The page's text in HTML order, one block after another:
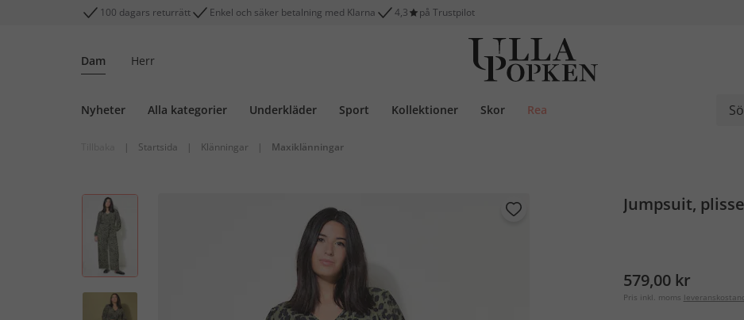
100 dagars returrätt Enkel och säker betalning med Klarna 4,3 på Trustpilot
Dam Herr
Nyheter Alla kategorier Underkläder Sport Kollektioner Skor Rea
| Startsida | Klänningar | Maxiklänningar
Jumpsuit,
579,00 kr
Pris inkl. moms